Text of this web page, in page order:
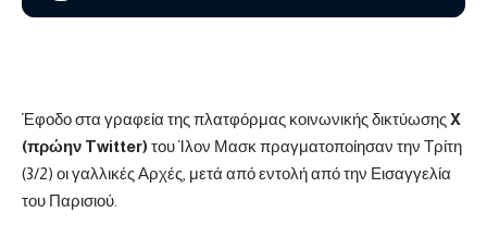
Έφοδο στα γραφεία της πλατφόρμας κοινωνικής δικτύωσηςX
(πρώην Twitter) του Ίλον Μασκ πραγματοποίησαν την Τρίτη
(3/2) οι γαλλικές Αρχές, μετά από εντολή από την Εισαγγελία
του Παρισιού.